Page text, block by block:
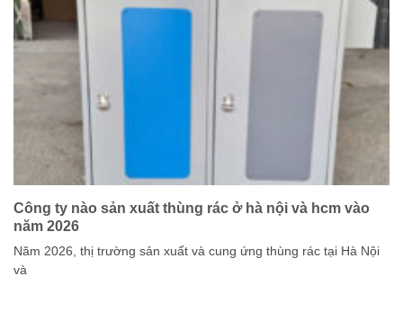
Công ty nào sản xuất thùng rác ở hà nội và hcm vào
năm 2026
Năm 2026, thị trường sản xuất và cung ứng thùng rác tại Hà Nội
và